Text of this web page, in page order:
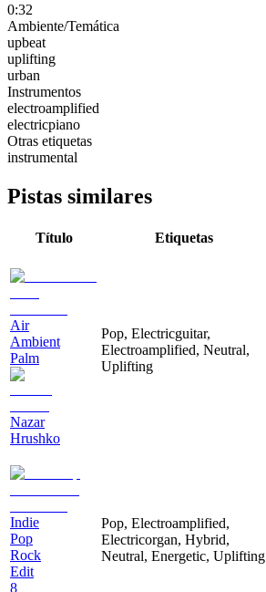
0:32
Ambiente/Temática
upbeat
uplifting
urban
Instrumentos
electroamplified
electricpiano
Otras etiquetas
instrumental
Pistas similares
Título Etiquetas
Air
Ambient
Palm
Nazar
Hrushko
Pop, Electricguitar,
Electroamplified, Neutral,
Uplifting
Indie
Pop
Rock
Edit
8
Pop, Electroamplified,
Electricorgan, Hybrid,
Neutral, Energetic, Uplifting